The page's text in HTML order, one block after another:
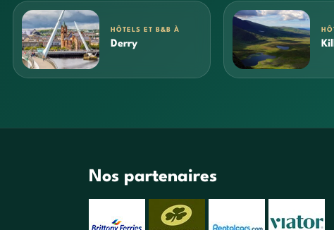
HÔTELS ET B&B À
Derry
Nos partenaires